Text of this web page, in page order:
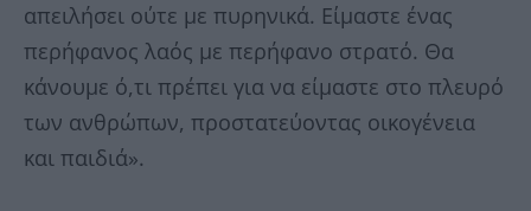
απειλήσει ούτε με πυρηνικά. Είμαστε ένας
περήφανος λαός με περήφανο στρατό. Θα
κάνουμε ό,τι πρέπει για να είμαστε στο πλευρό
των ανθρώπων, προστατεύοντας οικογένεια
και παιδιά».